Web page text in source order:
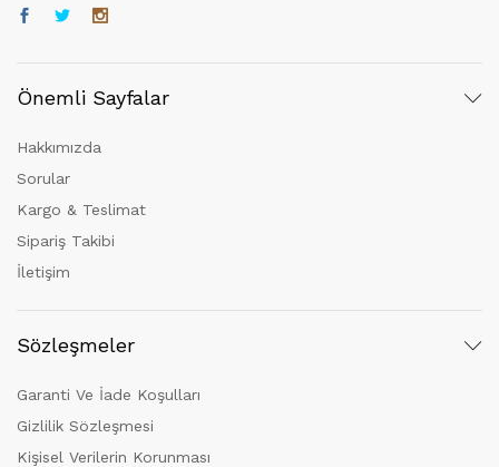
Önemli Sayfalar
Hakkımızda
Sorular
Kargo & Teslimat
Sipariş Takibi
İletişim
Sözleşmeler
Garanti Ve İade Koşulları
Gizlilik Sözleşmesi
Kişisel Verilerin Korunması